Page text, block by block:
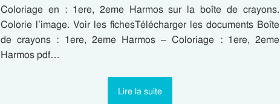
Coloriage en : 1ere, 2eme Harmos sur la boîte de crayons.
Colorie l’image. Voir les fichesTélécharger les documents Boîte
de crayons : 1ere, 2eme Harmos – Coloriage : 1ere, 2eme
Harmos pdf…
Lire la suite